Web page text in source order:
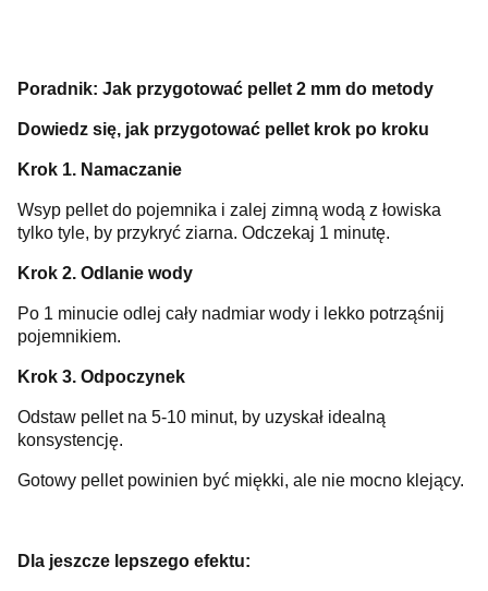
Poradnik: Jak przygotować pellet 2 mm do metody
Dowiedz się, jak przygotować pellet krok po kroku
Krok 1. Namaczanie
Wsyp pellet do pojemnika i zalej zimną wodą z łowiska
tylko tyle, by przykryć ziarna. Odczekaj 1 minutę.
Krok 2. Odlanie wody
Po 1 minucie odlej cały nadmiar wody i lekko potrząśnij
pojemnikiem.
Krok 3. Odpoczynek
Odstaw pellet na 5-10 minut, by uzyskał idealną
konsystencję.
Gotowy pellet powinien być miękki, ale nie mocno klejący.
Dla jeszcze lepszego efektu: